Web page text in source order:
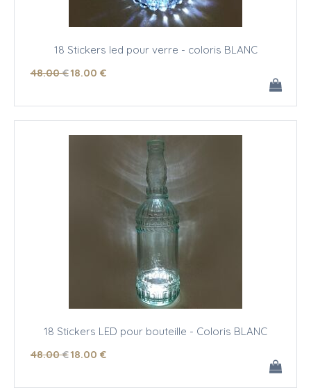
18 Stickers led pour verre - coloris BLANC
48.00 €18.00 €
18 Stickers LED pour bouteille - Coloris BLANC
48.00 €18.00 €